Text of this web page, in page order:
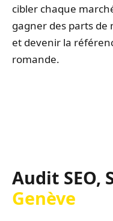
cibler chaque
gagner des parts de
et devenir la
romande.
Audit SEO,
Genève